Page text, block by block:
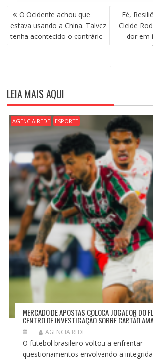
N
A
V
E
Ã
O
D
E
P
S
T
O Ocidente achou que
estava usando a China. Talvez
tenha acontecido o contrário
Fé,
Cleide
dor em
LEIA MAIS AQUI
AGENCIA REDE ESPORTE
MERCADO DE APOSTAS COLOCA JOGADOR DO
CENTRO DE INVESTIGAÇÃO SOBRE CARTÃO
AGENCIA REDE
O futebol brasileiro voltou a enfrentar
questionamentos envolvendo a